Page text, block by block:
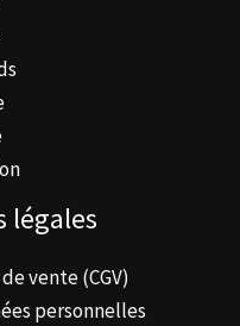
légales
vente (CGV)
personnelles